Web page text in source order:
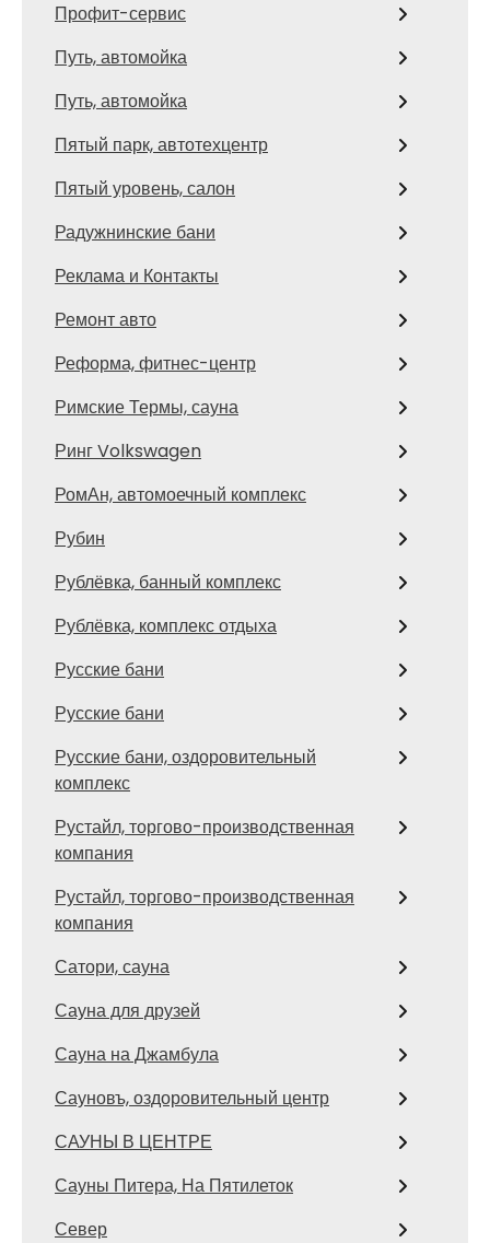
Профит-сервис
Путь, автомойка
Путь, автомойка
Пятый парк, автотехцентр
Пятый уровень, салон
Радужнинские бани
Реклама и Контакты
Ремонт авто
Реформа, фитнес-центр
Римские Термы, сауна
Ринг Volkswagen
РомАн, автомоечный комплекс
Рубин
Рублёвка, банный комплекс
Рублёвка, комплекс отдыха
Русские бани
Русские бани
Русские бани, оздоровительный
комплекс
Рустайл, торгово-производственная
компания
Рустайл, торгово-производственная
компания
Сатори, сауна
Сауна для друзей
Сауна на Джамбула
Сауновъ, оздоровительный центр
САУНЫ В ЦЕНТРЕ
Сауны Питера, На Пятилеток
Север